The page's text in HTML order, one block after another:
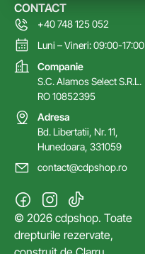
CONTACT
+40 748 125 052
Luni – Vineri: 09:00-17:00
Companie
S.C. Alamos Select S.R.L.
RO 10852395
Adresa
Bd. Libertatii, Nr. 11,
Hunedoara, 331059
contact@cdpshop.ro
© 2026 cdpshop. Toate
drepturile rezervate,